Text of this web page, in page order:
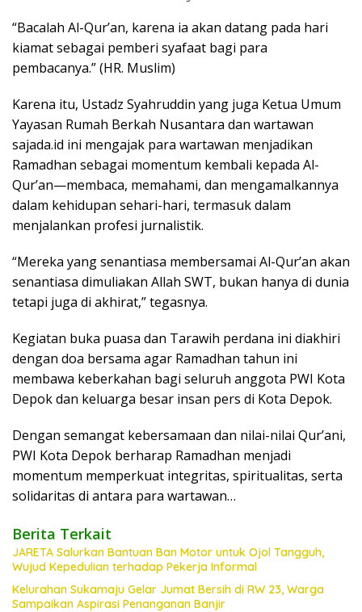
“Bacalah Al-Qur’an, karena ia akan datang pada hari
kiamat sebagai pemberi syafaat bagi para
pembacanya.” (HR. Muslim)
Karena itu, Ustadz Syahruddin yang juga Ketua Umum
Yayasan Rumah Berkah Nusantara dan wartawan
sajada.id ini mengajak para wartawan menjadikan
Ramadhan sebagai momentum kembali kepada Al-
Qur’an—membaca, memahami, dan mengamalkannya
dalam kehidupan sehari-hari, termasuk dalam
menjalankan profesi jurnalistik.
“Mereka yang senantiasa membersamai Al-Qur’an akan
senantiasa dimuliakan Allah SWT, bukan hanya di dunia
tetapi juga di akhirat,” tegasnya.
Kegiatan buka puasa dan Tarawih perdana ini diakhiri
dengan doa bersama agar Ramadhan tahun ini
membawa keberkahan bagi seluruh anggota PWI Kota
Depok dan keluarga besar insan pers di Kota Depok.
Dengan semangat kebersamaan dan nilai-nilai Qur’ani,
PWI Kota Depok berharap Ramadhan menjadi
momentum memperkuat integritas, spiritualitas, serta
solidaritas di antara para wartawan…
Berita Terkait
JARETA Salurkan Bantuan Ban Motor untuk Ojol Tangguh,
Wujud Kepedulian terhadap Pekerja Informal
Kelurahan Sukamaju Gelar Jumat Bersih di RW 23, Warga
Sampaikan Aspirasi Penanganan Banjir